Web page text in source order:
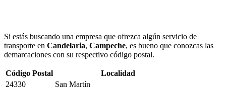
Si estás buscando una empresa que ofrezca algún servicio de
transporte en Candelaria, Campeche, es bueno que conozcas las
demarcaciones con su respectivo código postal.
Código Postal
Localidad
24330
San Martín